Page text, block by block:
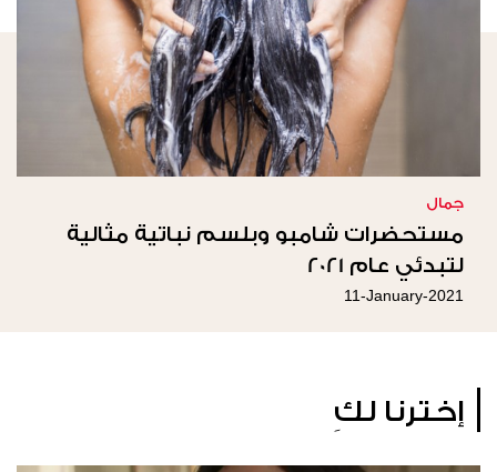
جمال
مستحضرات شامبو وبلسم نباتية مثالية
لتبدئي عام 2021
11-January-2021
إخترنا لكِ